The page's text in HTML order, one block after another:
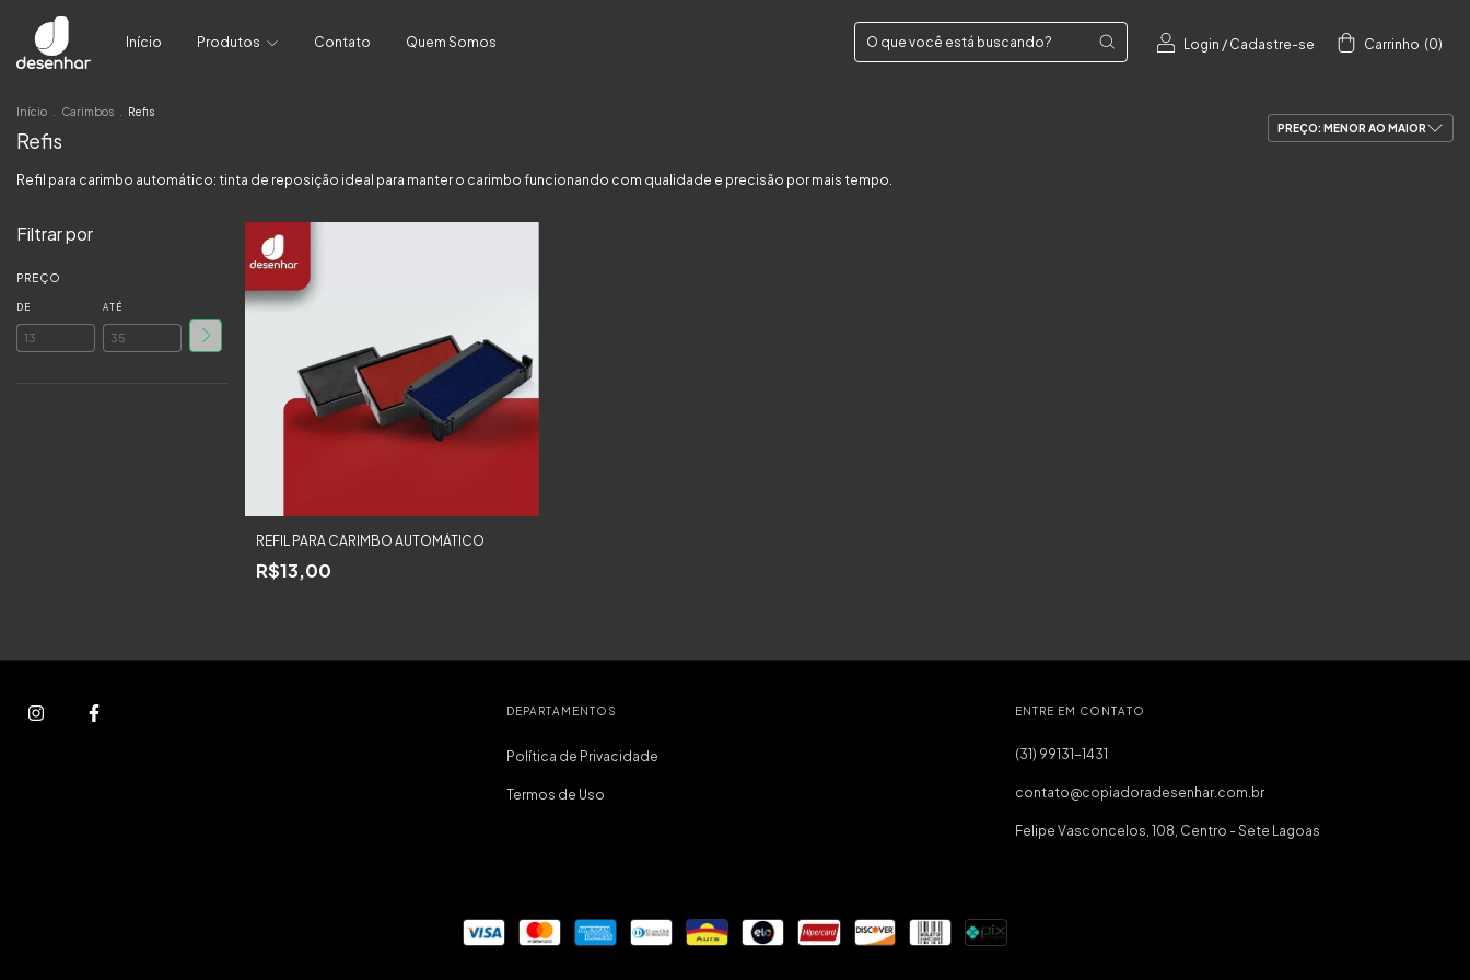
Início Produtos Contato Quem Somos Login / Cadastre-se Carrinho (0)
Início Carimbos Refis
Refis
Refil para carimbo automático: tinta de reposição ideal para manter o carimbo funcionando com qualidade e precisão por mais tempo.
Filtrar por
PREÇO
DE ATÉ
REFIL PARA CARIMBO AUTOMÁTICO
R$13,00
DEPARTAMENTOS
Política de Privacidade
Termos de Uso
ENTRE EM CONTATO
(31) 99131-1431
contato@copiadoradesenhar.com.br
Felipe Vasconcelos, 108, Centro - Sete Lagoas